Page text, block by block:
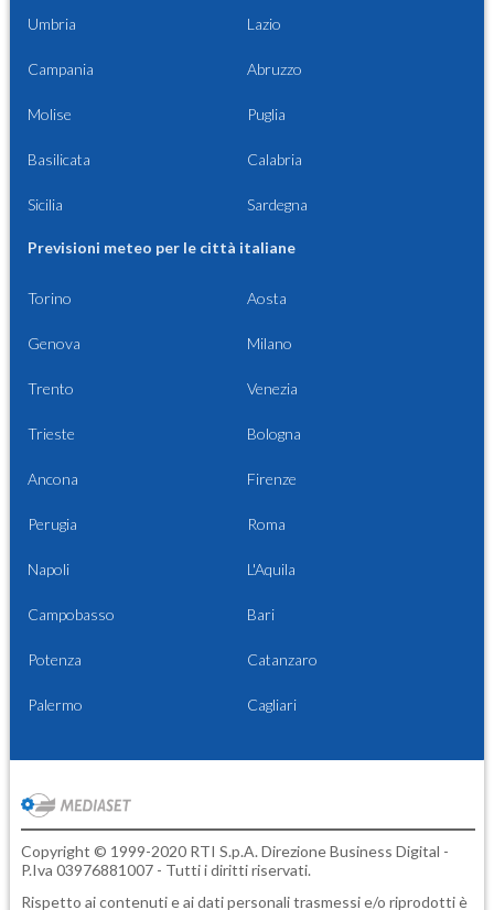
Umbria Lazio
Campania Abruzzo
Molise Puglia
Basilicata Calabria
Sicilia Sardegna
Previsioni meteo per le città italiane
Torino Aosta
Genova Milano
Trento Venezia
Trieste Bologna
Ancona Firenze
Perugia Roma
Napoli L'Aquila
Campobasso Bari
Potenza Catanzaro
Palermo Cagliari
Copyright © 1999-2020 RTI S.p.A. Direzione Business Digital -
P.Iva 03976881007 - Tutti i diritti riservati.
Rispetto ai contenuti e ai dati personali trasmessi e/o riprodotti è